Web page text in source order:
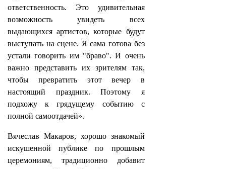
ответственность. Это удивительная
возможность увидеть всех
выдающихся артистов, которые будут
выступать на сцене. Я сама готова без
устали говорить им "браво". И очень
важно представить их зрителям так,
чтобы превратить этот вечер в
настоящий праздник. Поэтому я
подхожу к грядущему событию с
полной самоотдачей».
Вячеслав Макаров, хорошо знакомый
искушенной публике по прошлым
церемониям, традиционно добавит